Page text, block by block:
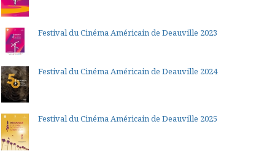
Festival du Cinéma Américain de Deauville 2023
Festival du Cinéma Américain de Deauville 2024
Festival du Cinéma Américain de Deauville 2025